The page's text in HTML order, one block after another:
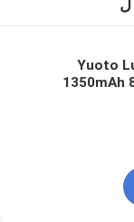
ل
Yuoto
1350mAh